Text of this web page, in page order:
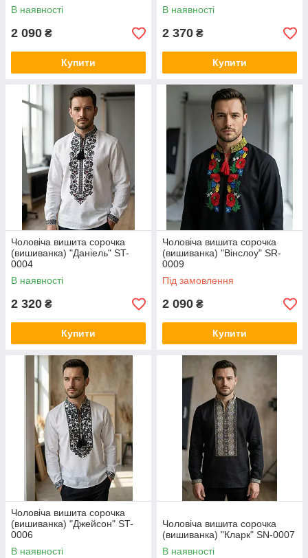
В наявності
2 090 ₴
Купити
В наявності
2 370 ₴
Купити
Чоловіча вишита сорочка
(вишиванка) "Даніель" ST-
0004
В наявності
2 320 ₴
Купити
Чоловіча вишита сорочка
(вишиванка) "Вінслоу" SR-
0009
Під замовлення
2 090 ₴
Купити
Чоловіча вишита сорочка
(вишиванка) "Джейсон" ST-
0006
В наявності
Чоловіча вишита сорочка
(вишиванка) "Кларк" SN-0007
В наявності